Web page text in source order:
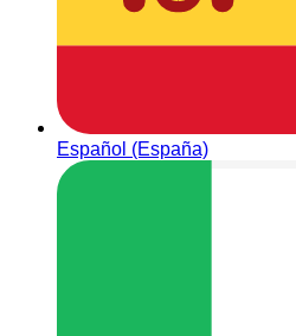
Español (España)